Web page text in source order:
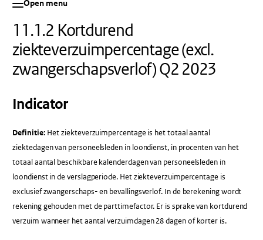
Open menu
11.1.2 Kortdurend
ziekteverzuimpercentage (excl.
zwangerschapsverlof) Q2 2023
Indicator
Definitie: Het ziekteverzuimpercentage is het totaal aantal
ziektedagen van personeelsleden in loondienst, in procenten van het
totaal aantal beschikbare kalenderdagen van personeelsleden in
loondienst in de verslagperiode. Het ziekteverzuimpercentage is
exclusief zwangerschaps- en bevallingsverlof. In de berekening wordt
rekening gehouden met de parttimefactor. Er is sprake van kortdurend
verzuim wanneer het aantal verzuimdagen 28 dagen of korter is.